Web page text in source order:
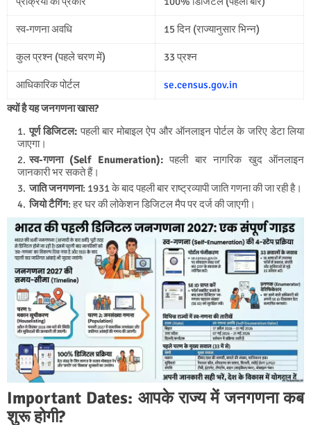
स्व-गणना अवधि 15 दिन (राज्यानुसार भिन्न)
कुल प्रश्न (पहले चरण में) 33 प्रश्न
आधिकारिक पोर्टल
se.census.gov.in
क्यों है यह जनगणना खास?
पूर्ण डिजिटल: पहली बार मोबाइल ऐप और ऑनलाइन पोर्टल के जरिए डेटा लिया
जाएगा।
स्व-गणना (Self Enumeration):पहली बार नागरिक खुद ऑनलाइन
जानकारी भर सकते हैं।
जाति जनगणना: 1931 के बाद पहली बार राष्ट्रव्यापी जाति गणना की जा रही है।
जियो टैगिंग: हर घर की लोकेशन डिजिटल मैप पर दर्ज की जाएगी।
Important Dates: आपके राज्य में जनगणना कब
शुरू होगी?